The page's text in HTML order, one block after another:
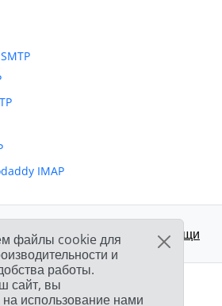
IMAP
Поддержка:Центр помощи
файлы cookie для
и
работы.
сайт, вы
использование нами